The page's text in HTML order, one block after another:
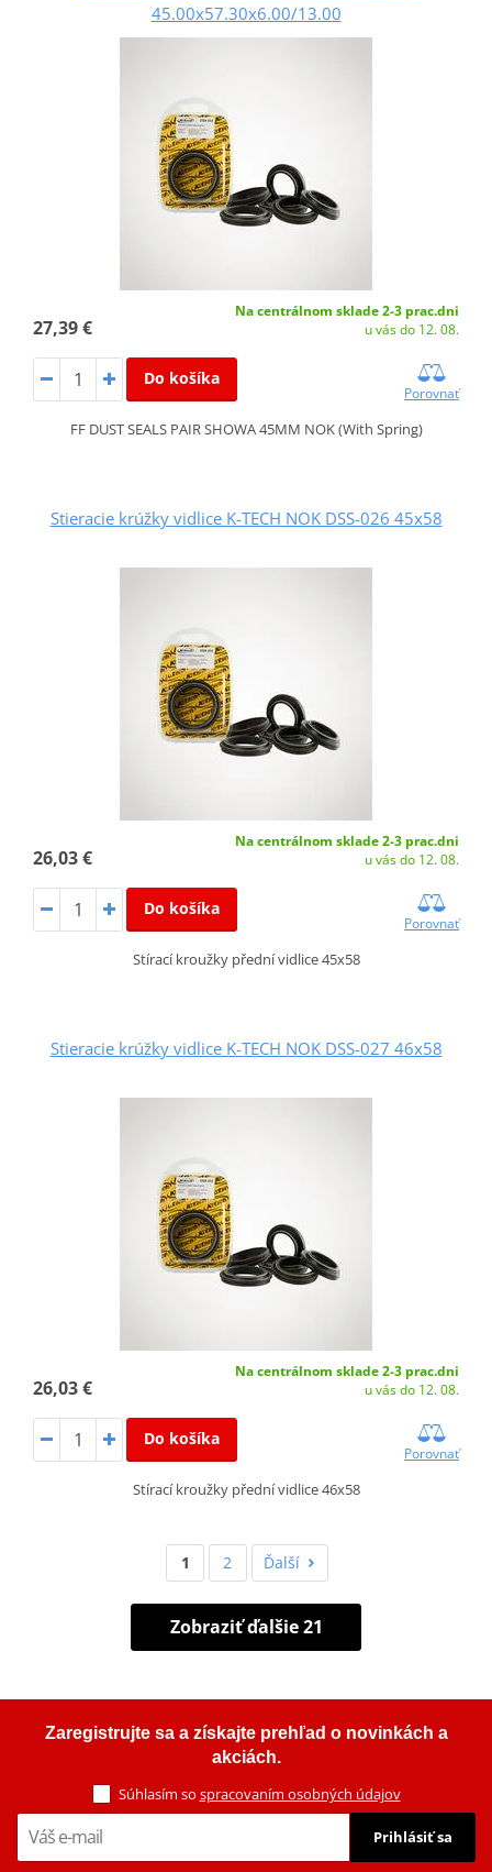
45.00x57.30x6.00/13.00
27,39 €
Na centrálnom sklade 2-3 prac.dni
u vás do 12. 08.
Do košíka
Porovnať
FF DUST SEALS PAIR SHOWA 45MM NOK (With Spring)
Stieracie krúžky vidlice K-TECH NOK DSS-026 45x58
26,03 €
Na centrálnom sklade 2-3 prac.dni
u vás do 12. 08.
Do košíka
Porovnať
Stírací kroužky přední vidlice 45x58
Stieracie krúžky vidlice K-TECH NOK DSS-027 46x58
26,03 €
Na centrálnom sklade 2-3 prac.dni
u vás do 12. 08.
Do košíka
Porovnať
Stírací kroužky přední vidlice 46x58
1 2 Ďalší
Zobraziť ďalšie 21
Zaregistrujte sa a získajte prehľad o novinkách a
akciách.
Súhlasím so spracovaním osobných údajov
Prihlásiť sa